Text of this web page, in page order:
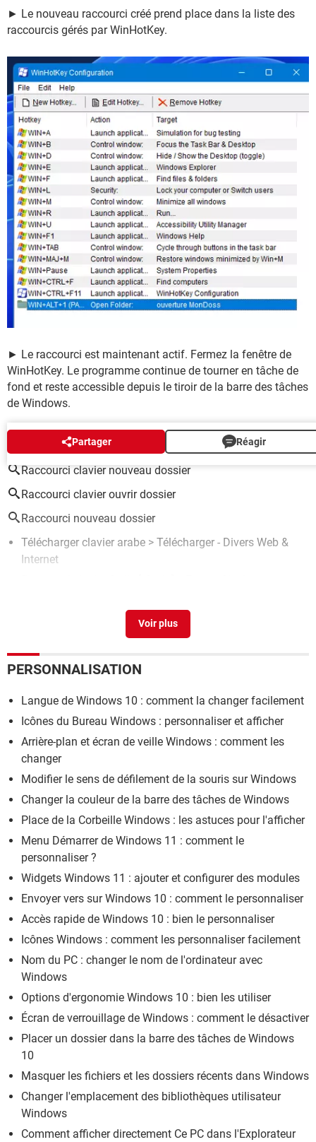
► Le nouveau raccourci créé prend place dans la liste des
raccourcis gérés par WinHotKey.
► Le raccourci est maintenant actif. Fermez la fenêtre de
WinHotKey. Le programme continue de tourner en tâche de
fond et reste accessible depuis le tiroir de la barre des tâches
de Windows.
Partager Réagir
AUTOUR DU MÊME SUJET
Raccourci clavier nouveau dossier
Raccourci clavier ouvrir dossier
Raccourci nouveau dossier
Télécharger clavier arabe > Télécharger - Divers Web &
Internet
Raccourci clavier attention[résolu] >
Divertissements
Raccourci clavier symbole
PERSONNALISATION
Langue de Windows 10 : comment la changer facilement
Icônes du Bureau Windows : personnaliser et afficher
Arrière-plan et écran de veille Windows : comment les
changer
Modifier le sens de défilement de la souris sur Windows
Changer la couleur de la barre des tâches de Windows
Place de la Corbeille Windows : les astuces pour l'afficher
Menu Démarrer de Windows 11 : comment le
personnaliser ?
Widgets Windows 11 : ajouter et configurer des modules
Envoyer vers sur Windows 10 : comment le personnaliser
Accès rapide de Windows 10 : bien le personnaliser
Icônes Windows : comment les personnaliser facilement
Nom du PC : changer le nom de l'ordinateur avec
Windows
Options d'ergonomie Windows 10 : bien les utiliser
Écran de verrouillage de Windows : comment le désactiver
Placer un dossier dans la barre des tâches de Windows
10
Masquer les fichiers et les dossiers récents dans Windows
Changer l'emplacement des bibliothèques utilisateur
Windows
Comment afficher directement Ce PC dans l'Explorateur